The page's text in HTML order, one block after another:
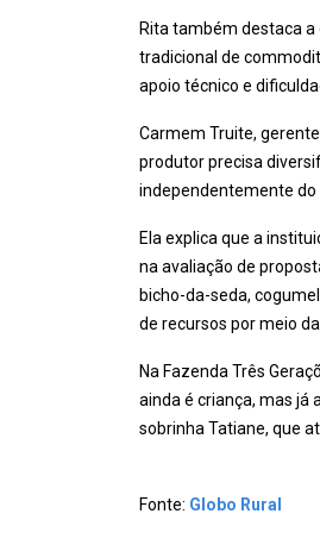
Rita também destaca
tradicional de
apoio técnico e
Carmem Truite,
produtor precisa
independentemente do
Ela explica que a
na avaliação de
bicho-da-seda,
de recursos por meio
Na Fazenda Três
ainda é criança, mas já
sobrinha Tatiane, que
Fonte: Globo Rural